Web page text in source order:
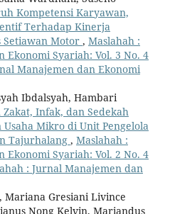
Kompetensi Karyawan,
Terhadap Kinerja
Setiawan Motor , Maslahah :
Ekonomi Syariah: Vol. 3 No. 4
Manajemen dan Ekonomi
Ibdalsyah, Hambari
Zakat, Infak, dan Sedekah
Mikro di Unit Pengelola
Tajurhalang , Maslahah :
Ekonomi Syariah: Vol. 2 No. 4
: Jurnal Manajemen dan
Mariana Gresiani Livince
Nong Kelvin, Mariandus